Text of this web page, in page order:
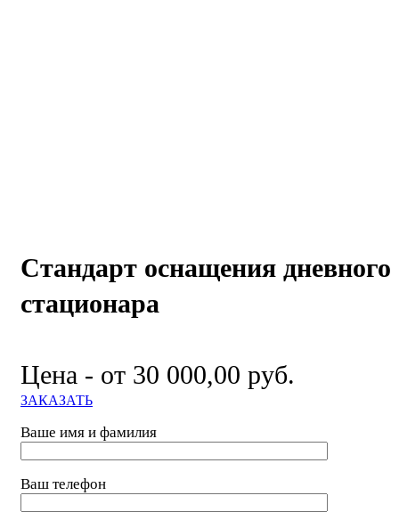
Стандарт оснащения дневного
стационара
Цена - от 30 000,00 руб.
ЗАКАЗАТЬ
Ваше имя и фамилия
Ваш телефон